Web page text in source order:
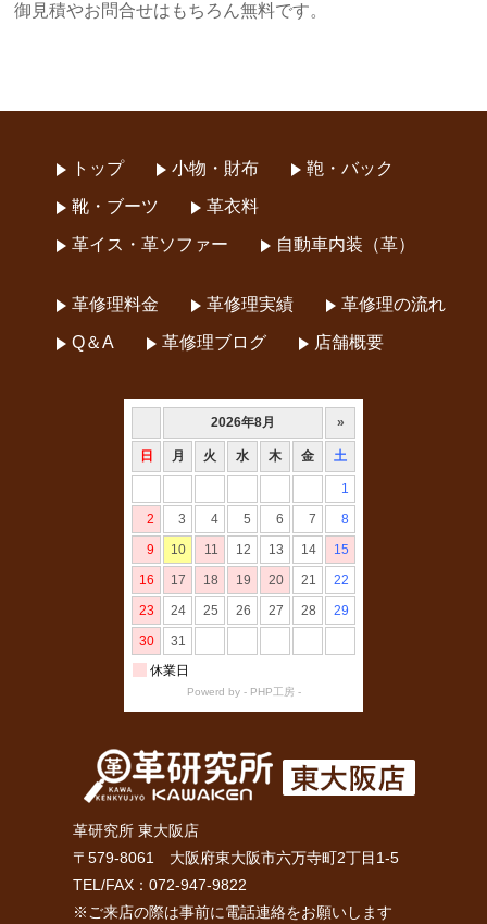
御見積やお問合せはもちろん無料です。
トップ 小物・財布 鞄・バック
靴・ブーツ 革衣料
革イス・革ソファー 自動車内装（革）
革修理料金 革修理実績 革修理の流れ
Q＆A 革修理ブログ 店舗概要
革研究所 東大阪店
〒579-8061 大阪府東大阪市六万寺町2丁目1-5
TEL/FAX：072-947-9822
※ご来店の際は事前に電話連絡をお願いします